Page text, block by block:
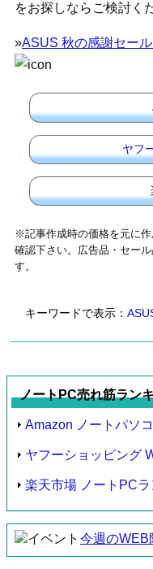
をお探しならご検討く
»ASUS 秋の感謝セー
ヤフ
※記事作成時の価格を元に
確認下さい。広告品・セー
す。
キーワードで表示：
ノートPC売れ筋ラン
Amazon ノートパソ
ヤフーショッピング
楽天市場 ノートPC
今週のWEB